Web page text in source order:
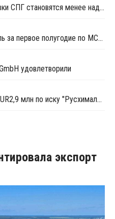
В Газпроме заявили, что поставки СПГ становятся менее надежным способом газоснабжения
Новатэк снизил чистую прибыль за первое полугодие по МСФО на 3,1%
удовлетворили
Суд взыскал с Commerzbank EUR2,9 млн по иску "Русхимальянса"
экспорт